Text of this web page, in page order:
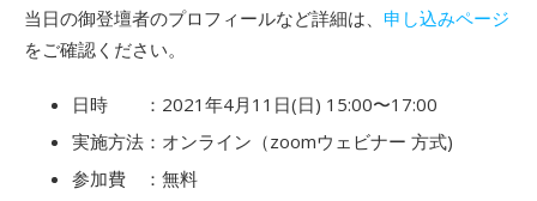
当日の御登壇者のプロフィールなど詳細は、 申し込みページ
をご確認ください。
日時 ：2021年4月11日(日) 15:00〜17:00
実施方法：オンライン（zoomウェビナー 方式)
参加費 ：無料